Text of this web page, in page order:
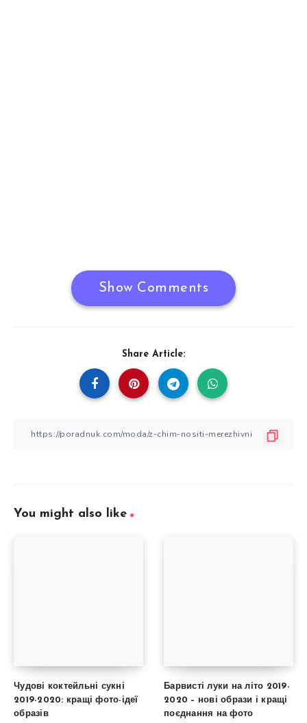
Show Comments
Share Article:
You might also like
Чудові коктейльні сукні
2019-2020: кращі фото-ідеї
образів
Барвисті луки на літо 2019-
2020 – нові образи і кращі
поєднання на фото